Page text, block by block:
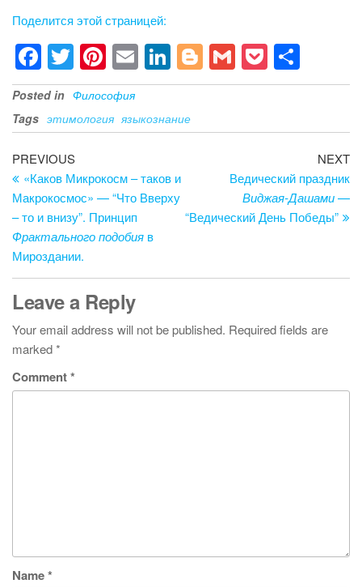
Поделится этой страницей:
F
a
c
e
b
o
o
k
T
wi
tt
er
Pi
nt
er
e
E
m
ail
Li
n
k
e
n
Bl
o
g
G
m
P
o
et
h
e
Posted in Философия
Tags этимология языкознание
Post
navigation
Previous
Post
PREVIOUS
«Каков Микрокосм – таков и
Макрокосмос» — “Что Вверху
– то и внизу”. Принцип
Фрактального подобия в
Мироздании.
NEXT
Ведический праздник
Виджая-Дашами—
“Ведический День Победы”
Leave a Reply
Your email address will not be published. Required fields are
marked*
Comment*
Name*